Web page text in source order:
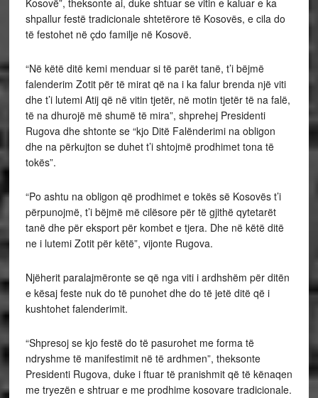
Kosovë”, theksonte ai, duke shtuar se vitin e kaluar e ka
shpallur festë tradicionale shtetërore të Kosovës, e cila do
të festohet në çdo familje në Kosovë.
“Në këtë ditë kemi menduar si të parët tanë, t’i bëjmë
falenderim Zotit për të mirat që na i ka falur brenda një viti
dhe t’i lutemi Atij që në vitin tjetër, në motin tjetër të na falë,
të na dhurojë më shumë të mira”, shprehej Presidenti
Rugova dhe shtonte se “kjo Ditë Falënderimi na obligon
dhe na përkujton se duhet t’i shtojmë prodhimet tona të
tokës”.
“Po ashtu na obligon që prodhimet e tokës së Kosovës t’i
përpunojmë, t’i bëjmë më cilësore për të gjithë qytetarët
tanë dhe për eksport për kombet e tjera. Dhe në këtë ditë
ne i lutemi Zotit për këtë”, vijonte Rugova.
Njëherit paralajmëronte se që nga viti i ardhshëm për ditën
e kësaj feste nuk do të punohet dhe do të jetë ditë që i
kushtohet falenderimit.
“Shpresoj se kjo festë do të pasurohet me forma të
ndryshme të manifestimit në të ardhmen”, theksonte
Presidenti Rugova, duke i ftuar të pranishmit që të kënaqen
me tryezën e shtruar e me prodhime kosovare tradicionale.